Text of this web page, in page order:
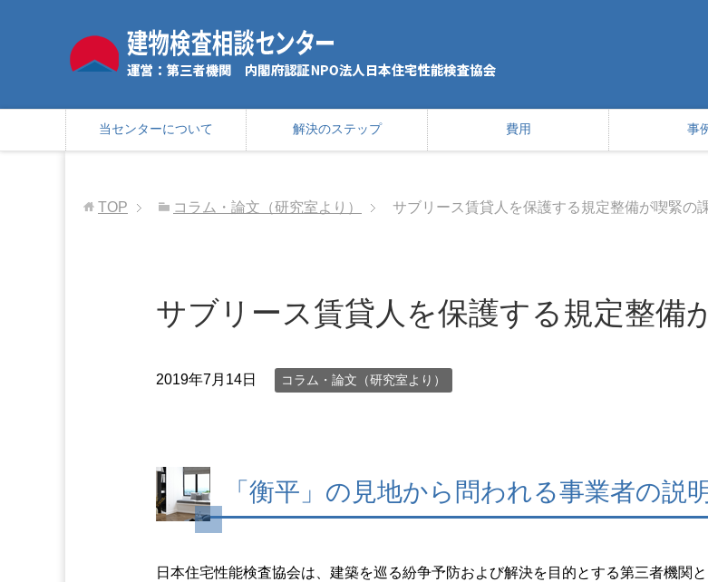
当センターについて 解決のステップ 費用 事
TOP コラム・論文（研究室より） サブリース賃貸人を保護する規定整備が喫緊の
サブリース賃貸人を保護する規定整備
2019年7月14日 コラム・論文（研究室より）
「衡平」の見地から問われる事業者の説
日本住宅性能検査協会は、建築を巡る紛争予防および解決を目的とする第三者機関